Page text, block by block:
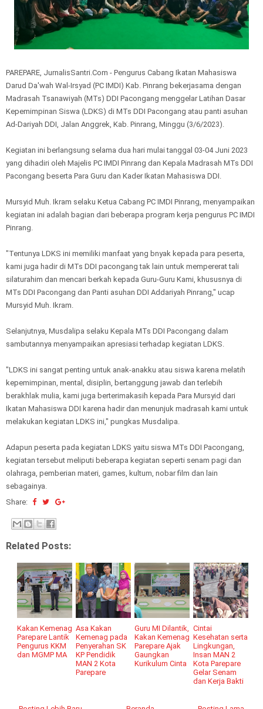
PAREPARE, JurnalisSantri.Com - Pengurus Cabang Ikatan Mahasiswa
Darud Da'wah Wal-Irsyad (PC IMDI) Kab. Pinrang bekerjasama dengan
Madrasah Tsanawiyah (MTs) DDI Pacongang menggelar Latihan Dasar
Kepemimpinan Siswa (LDKS) di MTs DDI Pacongang atau panti asuhan
Ad-Dariyah DDI, Jalan Anggrek, Kab. Pinrang, Minggu (3/6/2023).
Kegiatan ini berlangsung selama dua hari mulai tanggal 03-04 Juni 2023
yang dihadiri oleh Majelis PC IMDI Pinrang dan Kepala Madrasah MTs DDI
Pacongang beserta Para Guru dan Kader Ikatan Mahasiswa DDI.
Mursyid Muh. Ikram selaku Ketua Cabang PC IMDI Pinrang, menyampaikan
kegiatan ini adalah bagian dari beberapa program kerja pengurus PC IMDI
Pinrang.
"Tentunya LDKS ini memiliki manfaat yang bnyak kepada para peserta,
kami juga hadir di MTs DDI pacongang tak lain untuk mempererat tali
silaturahim dan mencari berkah kepada Guru-Guru Kami, khususnya di
MTs DDI Pacongang dan Panti asuhan DDI Addariyah Pinrang," ucap
Mursyid Muh. Ikram.
Selanjutnya, Musdalipa selaku Kepala MTs DDI Pacongang dalam
sambutannya menyampaikan apresiasi terhadap kegiatan LDKS.
"LDKS ini sangat penting untuk anak-anakku atau siswa karena melatih
kepemimpinan, mental, disiplin, bertanggung jawab dan terlebih
berakhlak mulia, kami juga berterimakasih kepada Para Mursyid dari
Ikatan Mahasiswa DDI karena hadir dan menunjuk madrasah kami untuk
melakukan kegiatan LDKS ini," pungkas Musdalipa.
Adapun peserta pada kegiatan LDKS yaitu siswa MTs DDI Pacongang,
kegiatan tersebut meliputi beberapa kegiatan seperti senam pagi dan
olahraga, pemberian materi, games, kultum, nobar film dan lain
sebagainya.
Share:
Related Posts:
Kakan Kemenag
Parepare Lantik
Pengurus KKM
dan MGMP MA
Asa Kakan
Kemenag pada
Penyerahan SK
KP Pendidik
MAN 2 Kota
Parepare
Guru MI Dilantik,
Kakan Kemenag
Parepare Ajak
Gaungkan
Kurikulum Cinta
Cintai
Kesehatan serta
Lingkungan,
Insan MAN 2
Kota Parepare
Gelar Senam
dan Kerja Bakti